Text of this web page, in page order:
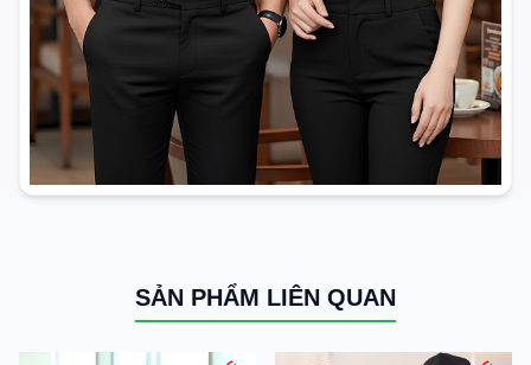
SẢN PHẨM LIÊN QUAN